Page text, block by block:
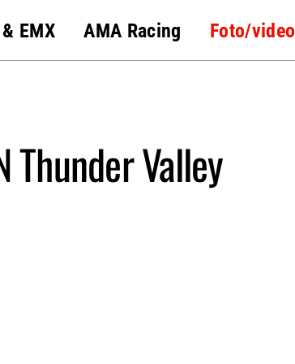
EMX AMA Racing Foto/video
Thunder Valley